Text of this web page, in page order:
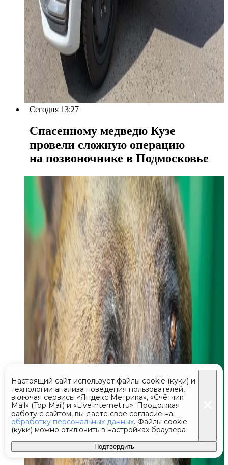
Сегодня 13:27
Спасенному медведю Кузе
провели сложную операцию
на позвоночнике в Подмосковье
Настоящий сайт использует файлы cookie (куки) и
технологии анализа поведения пользователей,
включая сервисы «Яндекс Метрика», «Счётчик
Mail» (Top Mail) и «LiveInternet.ru». Продолжая
работу с сайтом, вы даете свое согласие на
обработку персональных данных. Файлы cookie
(куки) можно отключить в настройках браузера
Подтвердить